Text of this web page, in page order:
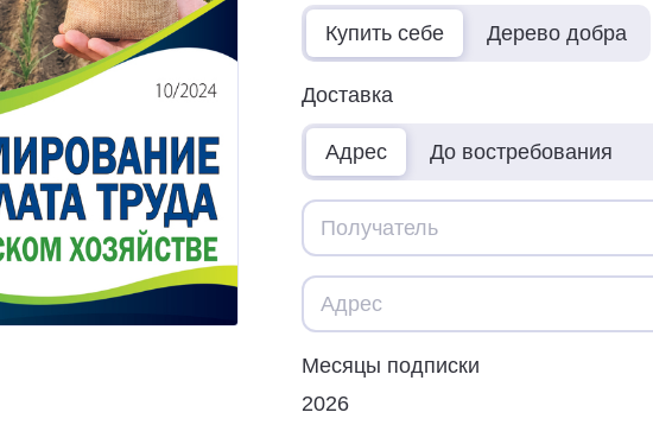
Купить себе Дерево добра
Доставка
Адрес До востребования
Месяцы подписки
2026